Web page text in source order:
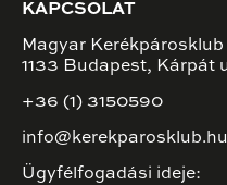
KAPCSOLAT
Magyar Kerékpárosklub
1133 Budapest, Kárpát
+36 (1) 3150590
info@kerekparosklub.hu
Ügyfélfogadási ideje: